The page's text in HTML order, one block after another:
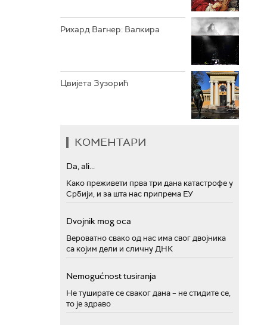
Рихард Вагнер: Валкира
Цвијета Зузорић
КОМЕНТАРИ
Da, ali...
Како преживети прва три дана катастрофе у
Србији, и за шта нас припрема ЕУ
Dvojnik mog oca
Вероватно свако од нас има свог двојника
са којим дели и сличну ДНК
Nemogućnost tusiranja
Не туширате се сваког дана – не стидите се,
то је здраво